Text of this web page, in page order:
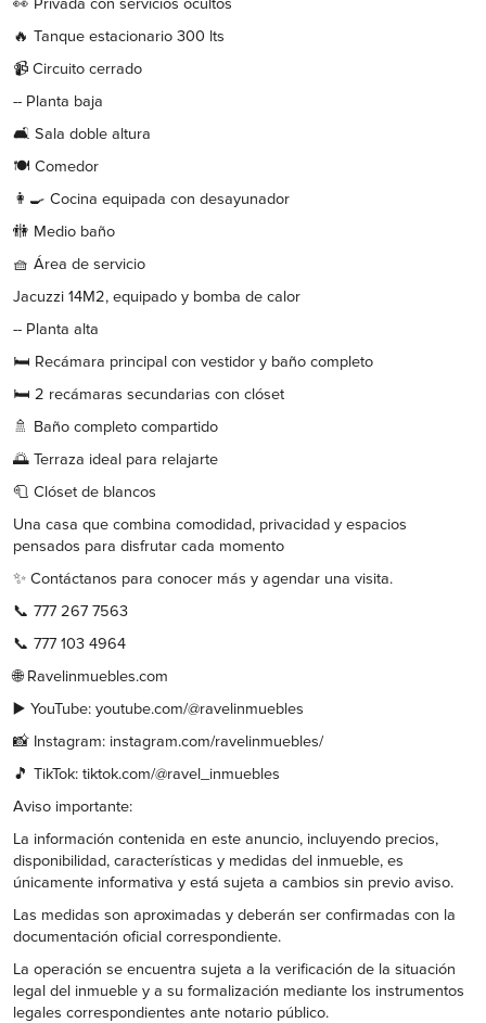
🔥 Tanque estacionario 300 lts
📹 Circuito cerrado
-- Planta baja
🛋️ Sala doble altura
🍽️ Comedor
👩‍🍳 Cocina equipada con desayunador
🚻 Medio baño
🧺 Área de servicio
Jacuzzi 14M2, equipado y bomba de calor
-- Planta alta
🛏️ Recámara principal con vestidor y baño completo
🛏️ 2 recámaras secundarias con clóset
🚿 Baño completo compartido
🌅 Terraza ideal para relajarte
🧻 Clóset de blancos
Una casa que combina comodidad, privacidad y espacios
pensados para disfrutar cada momento
✨ Contáctanos para conocer más y agendar una visita.
📞 777 267 7563
📞 777 103 4964
🌐 Ravelinmuebles.com
▶️ YouTube: youtube.com/@ravelinmuebles
📸 Instagram: instagram.com/ravelinmuebles/
🎵 TikTok: tiktok.com/@ravel_inmuebles
Aviso importante:
La información contenida en este anuncio, incluyendo precios,
disponibilidad, características y medidas del inmueble, es
únicamente informativa y está sujeta a cambios sin previo aviso.
Las medidas son aproximadas y deberán ser confirmadas con la
documentación oficial correspondiente.
La operación se encuentra sujeta a la verificación de la situación
legal del inmueble y a su formalización mediante los instrumentos
legales correspondientes ante notario público.